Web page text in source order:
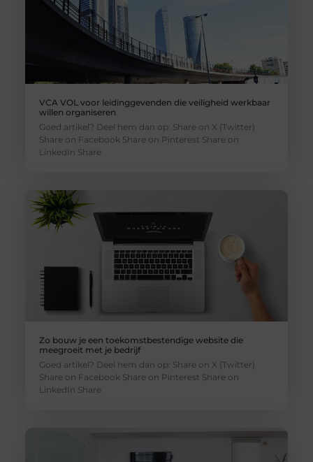
VCA VOL voor leidinggevenden die veiligheid werkbaar
willen organiseren
Goed artikel? Deel hem dan op: Share on X (Twitter)
Share on Facebook Share on Pinterest Share on
LinkedIn Share
Zo bouw je een toekomstbestendige website die
meegroeit met je bedrijf
Goed artikel? Deel hem dan op: Share on X (Twitter)
Share on Facebook Share on Pinterest Share on
LinkedIn Share